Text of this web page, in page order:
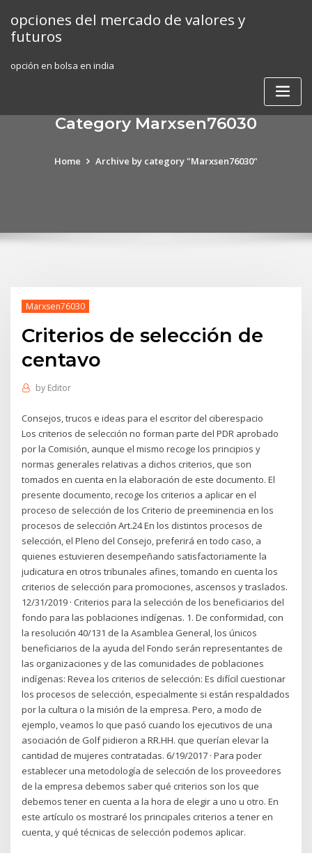
content
opciones del mercado de valores y
futuros
opción en bolsa en india
Category Marxsen76030
Home Archive by category "Marxsen76030"
Marxsen76030
Criterios de selección de
centavo
by Editor
Consejos, trucos e ideas para el escritor del ciberespacio
Los criterios de selección no forman parte del PDR aprobado
por la Comisión, aunque el mismo recoge los principios y
normas generales relativas a dichos criterios, que son
tomados en cuenta en la elaboración de este documento. El
presente documento, recoge los criterios a aplicar en el
proceso de selección de los Criterio de preeminencia en los
procesos de selección Art.24 En los distintos procesos de
selección, el Pleno del Consejo, preferirá en todo caso, a
quienes estuvieren desempeñando satisfactoriamente la
judicatura en otros tribunales afines, tomando en cuenta los
criterios de selección para promociones, ascensos y traslados.
12/31/2019 · Criterios para la selección de los beneficiarios del
fondo para las poblaciones indígenas. 1. De conformidad, con
la resolución 40/131 de la Asamblea General, los únicos
beneficiarios de la ayuda del Fondo serán representantes de
las organizaciones y de las comunidades de poblaciones
indígenas: Revea los criterios de selección: Es difícil cuestionar
los procesos de selección, especialmente si están respaldados
por la cultura o la misión de la empresa. Pero, a modo de
ejemplo, veamos lo que pasó cuando los ejecutivos de una
asociación de Golf pidieron a RR.HH. que querían elevar la
cantidad de mujeres contratadas. 6/19/2017 · Para poder
establecer una metodología de selección de los proveedores
de la empresa debemos saber qué criterios son los que
debemos tener en cuenta a la hora de elegir a uno u otro. En
este artículo os mostraré los principales criterios a tener en
cuenta, y qué técnicas de selección podemos aplicar.